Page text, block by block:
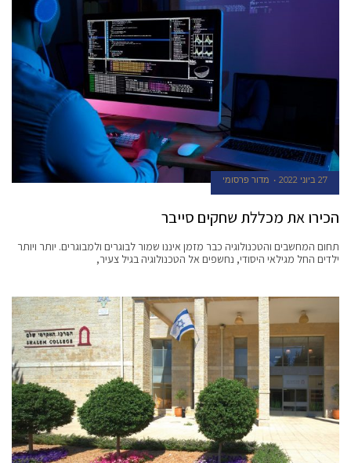
27 ביוני 2022 מדור פרסומי
הכירו את מכללת שחקים סייבר
תחום המחשבים והטכנולוגיה כבר מזמן איננו שמור לבוגרים ולמבוגרים. יותר ויותר
ילדים החל מגילאי היסודי, נחשפים אל הטכנולוגיה בגיל צעיר,